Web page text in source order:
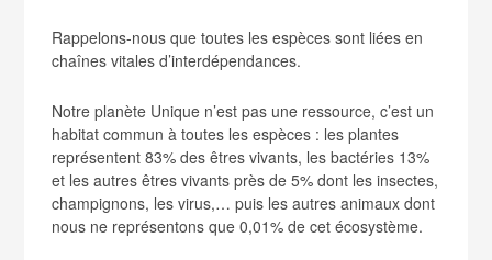
Rappelons-nous que toutes les espèces sont liées en
chaînes vitales d’interdépendances.
Notre planète Unique n’est pas une ressource, c’est un
habitat commun à toutes les espèces : les plantes
représentent 83% des êtres vivants, les bactéries 13%
et les autres êtres vivants près de 5% dont les insectes,
champignons, les virus,… puis les autres animaux dont
nous ne représentons que 0,01% de cet écosystème.